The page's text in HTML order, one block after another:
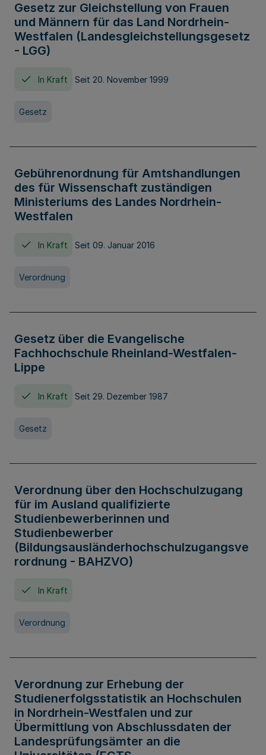
Gesetz zur Gleichstellung von Frauen
und Männern für das Land Nordrhein-
Westfalen (Landesgleichstellungsgesetz
- LGG)
In Kraft Seit 20. November 1999
Gesetz
Gebührenordnung für Amtshandlungen
des für Wissenschaft zuständigen
Ministeriums des Landes Nordrhein-
Westfalen
In Kraft Seit 09. Januar 2016
Verordnung
Gesetz über die Evangelische
Fachhochschule Rheinland-Westfalen-
Lippe
In Kraft Seit 29. Dezember 1987
Gesetz
Verordnung über den Hochschulzugang
für im Ausland qualifizierte
Studienbewerberinnen und
Studienbewerber
(Bildungsausländerhochschulzugangsve
rordnung - BAHZVO)
In Kraft
Verordnung
Verordnung zur Erhebung der
Studienerfolgsstatistik an Hochschulen
in Nordrhein-Westfalen und zur
Übermittlung von Abschlussdaten der
Landesprüfungsämter an die